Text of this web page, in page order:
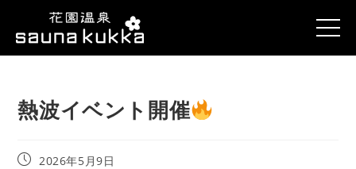
熱波イベント開催
2026年5月9日